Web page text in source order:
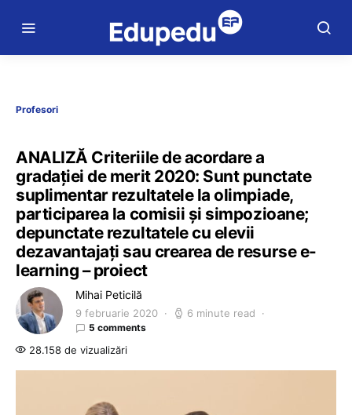
Profesori
ANALIZĂ Criteriile de acordare a
gradației de merit 2020: Sunt punctate
suplimentar rezultatele la olimpiade,
participarea la comisii și simpozioane;
depunctate rezultatele cu elevii
dezavantajați sau crearea de resurse e-
learning – proiect
Mihai Peticilă
9 februarie 2020 6 minute read
5 comments
28.158 de vizualizări